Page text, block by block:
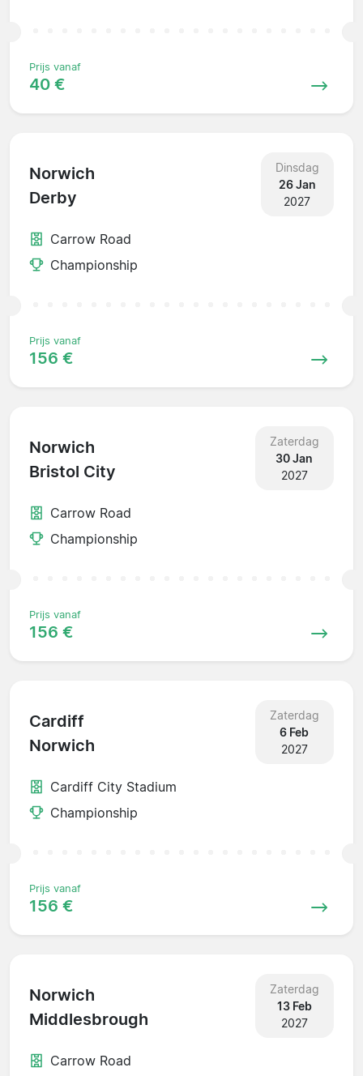
Prijs vanaf
40 €
Norwich
Derby
Dinsdag
26 Jan
2027
Carrow Road
Championship
Prijs vanaf
156 €
Norwich
Bristol City
Zaterdag
30 Jan
2027
Carrow Road
Championship
Prijs vanaf
156 €
Cardiff
Norwich
Zaterdag
6 Feb
2027
Cardiff City Stadium
Championship
Prijs vanaf
156 €
Norwich
Middlesbrough
Zaterdag
13 Feb
2027
Carrow Road